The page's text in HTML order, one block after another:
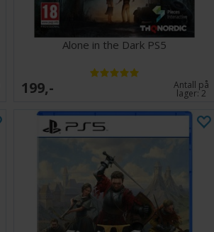
Alone in the Dark PS5
199,- Antall på
lager:2